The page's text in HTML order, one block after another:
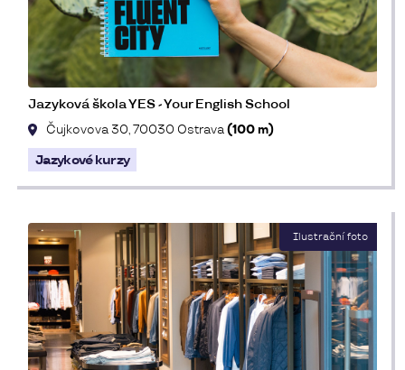
Jazyková škola YES - Your English School
Čujkovova 30, 70030 Ostrava(100 m)
Jazykové kurzy